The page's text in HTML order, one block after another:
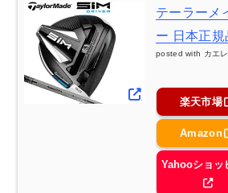
テーラーメ
ー 日本正規
posted with カエ
楽天市場
Amazon
Yahooショッ